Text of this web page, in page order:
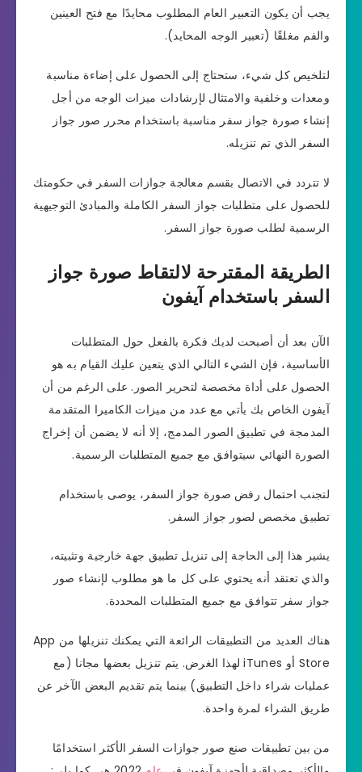
يجب أن يكون التعبير العام المطلوب محايدًا مع فتح العينين
والفم مغلقًا (تعبير الوجه المحايد).
لتلخيص كل شيء، ستحتاج إلى الحصول على إضاءة مناسبة
ومعدات وخلفية والامتثال لإرشادات ميزات الوجه من أجل
إنشاء صورة جواز سفر مناسبة باستخدام محرر صور جواز
السفر الذي تم تنزيله.
لا تتردد في الاتصال بقسم معالجة جوازات السفر في حكومتك
للحصول على متطلبات جواز السفر الكاملة والمبادئ التوجيهية
الرسمية لطلب صورة جواز السفر.
الطريقة المقترحة لالتقاط صورة جواز
السفر باستخدام آيفون
الآن بعد أن أصبحت لديك فكرة بالفعل حول المتطلبات
الأساسية، فإن الشيء التالي الذي يتعين عليك القيام به هو
الحصول على أداة مخصصة لتحرير الصور. على الرغم من أن
آيفون الخاص بك يأتي مع عدد من ميزات الكاميرا المتقدمة
المدمجة في تطبيق الصور المدمج، إلا أنه لا يضمن أن إخراج
الصورة النهائي سيتوافق مع جميع المتطلبات الرسمية.
لتجنب احتمال رفض صورة جواز السفر، يوصى باستخدام
تطبيق مخصص لصور جواز السفر.
يشير هذا إلى الحاجة إلى تنزيل تطبيق جهة خارجية وتثبيته،
والذي تعتقد أنه يحتوي على كل ما هو مطلوب لإنشاء صور
جواز سفر تتوافق مع جميع المتطلبات المحددة.
هناك العديد من التطبيقات الرائعة التي يمكنك تنزيلها من App
Store أو iTunes لهذا الغرض. يتم تنزيل بعضها مجانا (مع
عمليات شراء داخل التطبيق) بينما يتم تقديم البعض الآخر عن
طريق الشراء لمرة واحدة.
من بين تطبيقات صنع صور جوازات السفر الأكثر استخدامًا